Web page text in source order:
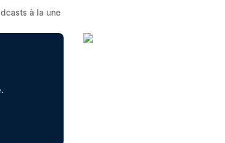
à la une